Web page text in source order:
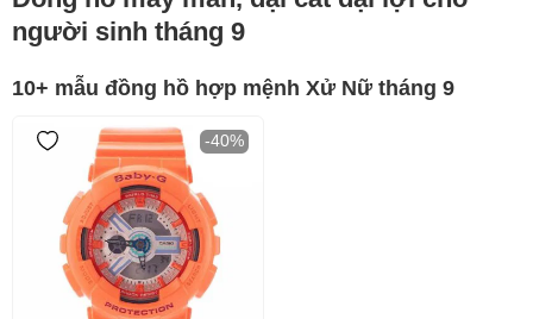
người sinh tháng 9
10+ mẫu đồng hồ hợp mệnh Xử Nữ tháng 9
-40%